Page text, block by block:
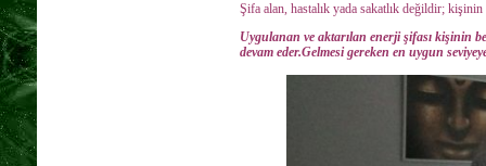
Şifa alan, hastalık yada sakatlık değildir;
Uygulanan ve aktarılan enerji şifası kişinin
devam eder.Gelmesi gereken en uygun